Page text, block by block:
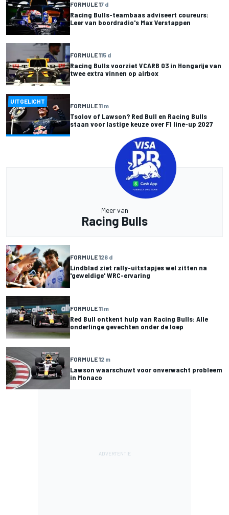
FORMULE 17 d
Racing Bulls-teambaas adviseert coureurs:
Leer van boordradio's Max Verstappen
FORMULE 115 d
Racing Bulls voorziet VCARB 03 in Hongarije van
twee extra vinnen op airbox
UITGELICHT
FORMULE 11 m
Tsolov of Lawson? Red Bull en Racing Bulls
staan voor lastige keuze over F1 line-up 2027
Meer van
Racing Bulls
FORMULE 126 d
Lindblad ziet rally-uitstapjes wel zitten na
'geweldige' WRC-ervaring
FORMULE 11 m
Red Bull ontkent hulp van Racing Bulls: Alle
onderlinge gevechten onder de loep
FORMULE 12 m
Lawson waarschuwt voor onverwacht probleem
in Monaco